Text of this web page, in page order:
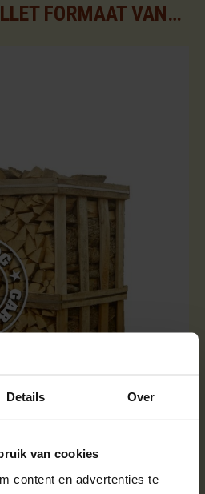
Details Over
van cookies
content en advertenties te
KLIK OP HET PALLET FORMAAT VAN UW KEUZE VOOR DE BESCHIKBARE ASSORTIMENTEN
| bloklengte ca.25 cm.